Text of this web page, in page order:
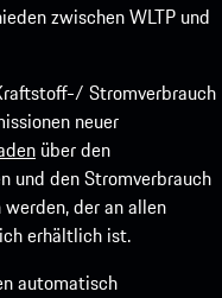
zwischen WLTP und
Stromverbrauch
neuer
über den
und den Stromverbrauch
der an allen
erhältlich ist.
automatisch